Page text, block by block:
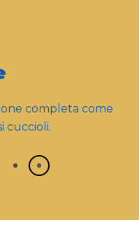
La Nostra
Massima trasparenza